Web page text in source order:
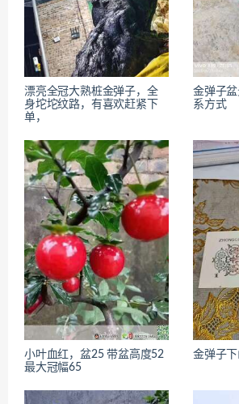
漂亮全冠大熟桩金弹子，全
身坨坨纹路，有喜欢赶紧下
单，
金弹子
系方式
小叶血红，盆25 带盆高度52
最大冠幅65
金弹子